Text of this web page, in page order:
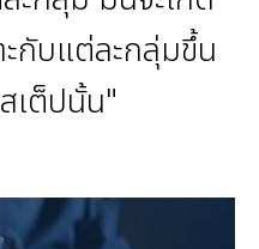
ะกับแต่ละกลุ่มขึ้น
เต็ปนั้น"